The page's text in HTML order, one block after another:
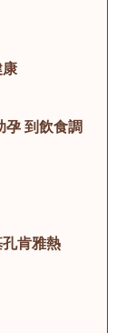
孕 到飲食調
肯雅熱